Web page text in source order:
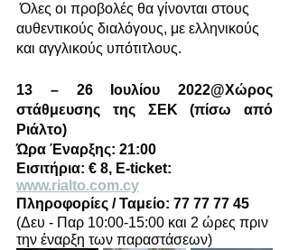
Όλες οι προβολές θα γίνονται στους
αυθεντικούς διαλόγους, με ελληνικούς
και αγγλικούς υπότιτλους.
13 – 26 Ιουλίου 2022@Χώρος
στάθμευσης της ΣΕΚ (πίσω από
Ριάλτο)
Ώρα Έναρξης: 21:00
Εισιτήρια: € 8, E-ticket:
www.rialto.com.cy
Πληροφορίες / Ταμείο: 77 77 77 45
(Δευ - Παρ 10:00-15:00 και 2 ώρες πριν
την έναρξη των παραστάσεων)